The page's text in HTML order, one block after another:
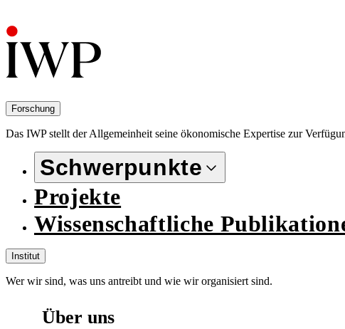
Forschung
Das IWP stellt der Allgemeinheit seine ökonomische Expertise zur
Schwerpunkte
Projekte
Wissenschaftliche
Institut
Wer wir sind, was uns antreibt und wie wir organisiert sind.
Über uns